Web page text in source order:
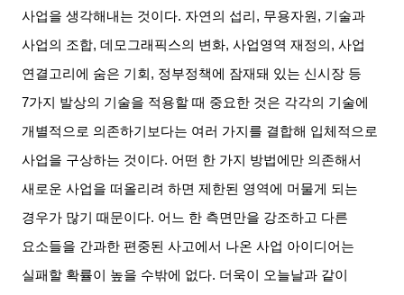
사업을 생각해내는 것이다. 자연의 섭리 , 무용자원 , 기술과
사업의 조합,데모그래픽스의 변화,사업영역 재정의 ,사업
연결고리에 숨은 기회 , 정부정책에 잠재돼 있는 신시장 등
7가지 발상의 기술을 적용할 때 중요한 것은 각각의 기술에
개별적으로 의존하기보다는 여러 가지를 결합해 입체적으로
사업을 구상하는 것이다. 어떤 한 가지 방법에만 의존해서
새로운 사업을 떠올리려 하면 제한된 영역에 머물게 되는
경우가 많기 때문이다. 어느 한 측면만을 강조하고 다른
요소들을 간과한 편중된 사고에서 나온 사업 아이디어는
실패할 확률이 높을 수밖에 없다. 더욱이 오늘날과 같이